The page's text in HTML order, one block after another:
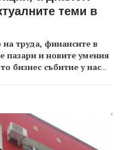
теми в
труда, финансите в
пазари и новите умения
бизнес събитие у нас...